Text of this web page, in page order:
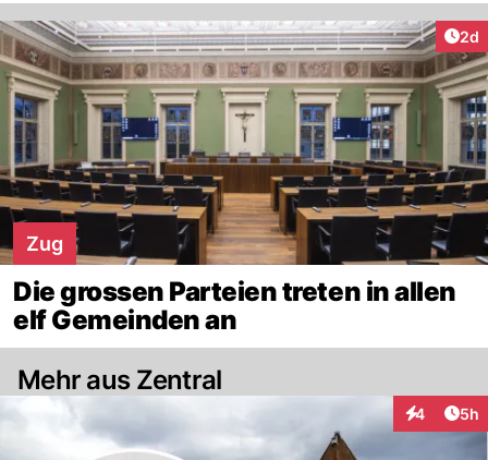
2d
Zug
Die grossen Parteien treten in allen
elf Gemeinden an
Mehr aus Zentral
4 5h